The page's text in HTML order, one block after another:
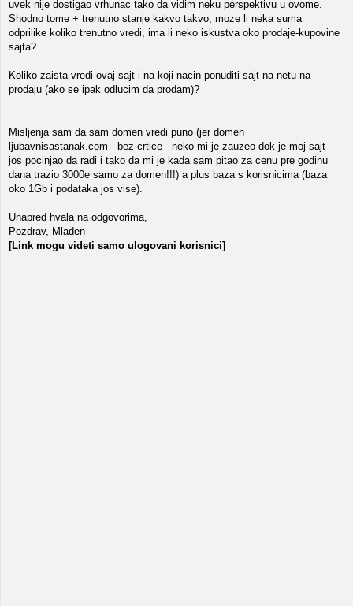
uvek nije dostigao vrhunac tako da vidim neku perspektivu u ovome.
Shodno tome + trenutno stanje kakvo takvo, moze li neka suma
odprilike koliko trenutno vredi, ima li neko iskustva oko prodaje-kupovine
sajta?
Koliko zaista vredi ovaj sajt i na koji nacin ponuditi sajt na netu na
prodaju (ako se ipak odlucim da prodam)?
Misljenja sam da sam domen vredi puno (jer domen
ljubavnisastanak.com - bez crtice - neko mi je zauzeo dok je moj sajt
jos pocinjao da radi i tako da mi je kada sam pitao za cenu pre godinu
dana trazio 3000e samo za domen!!!) a plus baza s korisnicima (baza
oko 1Gb i podataka jos vise).
Unapred hvala na odgovorima,
Pozdrav, Mladen
[Link mogu videti samo ulogovani korisnici]